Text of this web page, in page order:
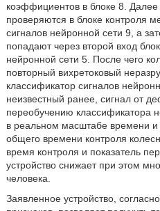
коэффициентов в блоке 8. Далее
проверяются в блоке контроля
сигналов нейронной сети 9, а
попадают через второй вход
нейронной сети 5. После чего
повторный вихретоковый
классификатор сигналов
неизвестный ранее, сигнал от
переобучению классификатора
в реальном масштабе времени
общего времени контроля
время контроля и показатель
устройство снижает при этом
человека.
Заявленное устройство,